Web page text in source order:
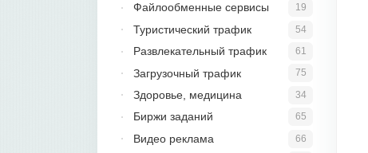
19
Файлообменные сервисы
54
Туристический трафик
61
Развлекательный трафик
75
Загрузочный трафик
34
Здоровье, медицина
65
Биржи заданий
66
Видео реклама